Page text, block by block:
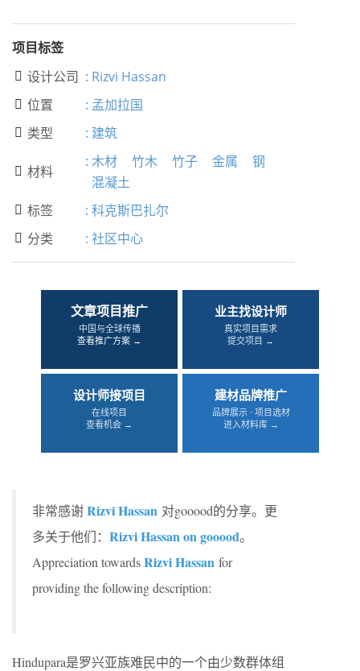
项目标签
 设计公司 : Rizvi Hassan
 位置 : 孟加拉国
 类型 : 建筑
 材料
: 木材 竹木 竹子 金属
钢
混凝土
 标签 : 科克斯巴扎尔
 分类 : 社区中心
文章项目推广
中国与全球传播
查看推广方案 →
业主找设计师
真实项目需求
提交项目 →
设计师接项目
在线项目
查看机会 →
建材品牌推广
品牌展示 · 项目选材
进入材料库 →
非常感谢Rizvi Hassan 对gooood的分享。更
多关于他们： Rizvi Hassan on gooood。
Appreciation towardsRizvi Hassan for
providing the following description:
Hindupara是罗兴亚族难民中的一个由少数群体组